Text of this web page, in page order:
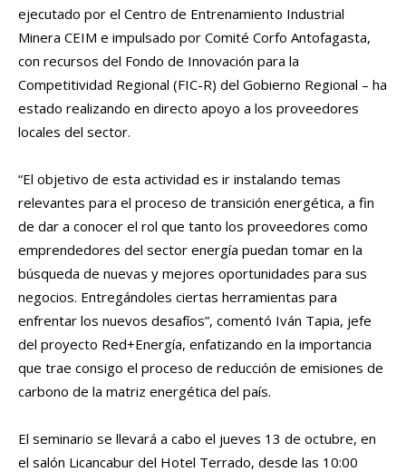
ejecutado por el Centro de Entrenamiento Industrial
Minera CEIM e impulsado por Comité Corfo Antofagasta,
con recursos del Fondo de Innovación para la
Competitividad Regional (FIC-R) del Gobierno Regional – ha
estado realizando en directo apoyo a los proveedores
locales del sector.
“El objetivo de esta actividad es ir instalando temas
relevantes para el proceso de transición energética, a fin
de dar a conocer el rol que tanto los proveedores como
emprendedores del sector energía puedan tomar en la
búsqueda de nuevas y mejores oportunidades para sus
negocios. Entregándoles ciertas herramientas para
enfrentar los nuevos desafíos”, comentó Iván Tapia, jefe
del proyecto Red+Energía, enfatizando en la importancia
que trae consigo el proceso de reducción de emisiones de
carbono de la matriz energética del país.
El seminario se llevará a cabo el jueves 13 de octubre, en
el salón Licancabur del Hotel Terrado, desde las 10:00